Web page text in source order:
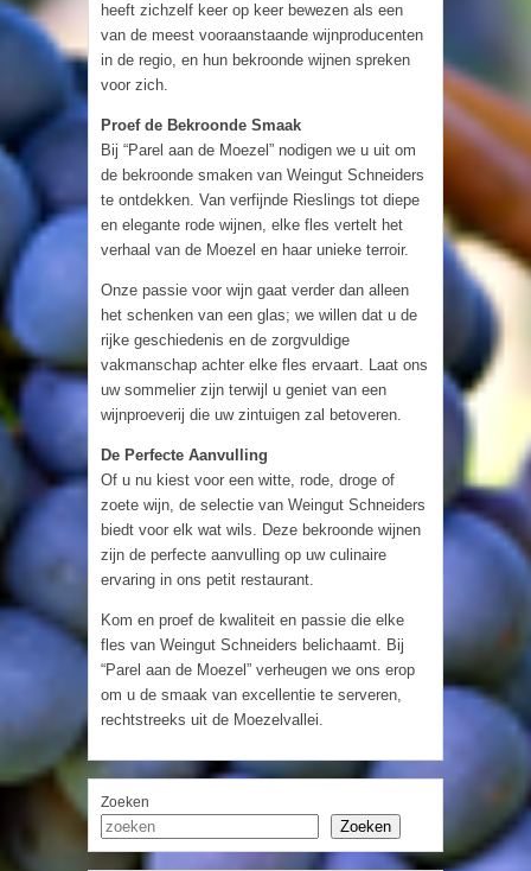
heeft zichzelf keer op keer bewezen als een
van de meest vooraanstaande wijnproducenten
in de regio, en hun bekroonde wijnen spreken
voor zich.
Proef de Bekroonde Smaak
Bij “Parel aan de Moezel” nodigen we u uit om
de bekroonde smaken van Weingut Schneiders
te ontdekken. Van verfijnde Rieslings tot diepe
en elegante rode wijnen, elke fles vertelt het
verhaal van de Moezel en haar unieke terroir.
Onze passie voor wijn gaat verder dan alleen
het schenken van een glas; we willen dat u de
rijke geschiedenis en de zorgvuldige
vakmanschap achter elke fles ervaart. Laat ons
uw sommelier zijn terwijl u geniet van een
wijnproeverij die uw zintuigen zal betoveren.
De Perfecte Aanvulling
Of u nu kiest voor een witte, rode, droge of
zoete wijn, de selectie van Weingut Schneiders
biedt voor elk wat wils. Deze bekroonde wijnen
zijn de perfecte aanvulling op uw culinaire
ervaring in ons petit restaurant.
Kom en proef de kwaliteit en passie die elke
fles van Weingut Schneiders belichaamt. Bij
“Parel aan de Moezel” verheugen we ons erop
om u de smaak van excellentie te serveren,
rechtstreeks uit de Moezelvallei.
Zoeken
Zoeken